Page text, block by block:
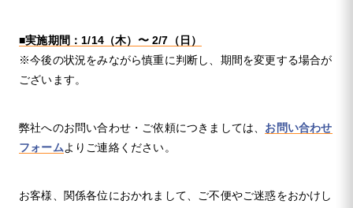
■実施期間：1/14（木）〜 2/7（日）
※今後の状況をみながら慎重に判断し、期間を変更する場合が
ございます。
弊社へのお問い合わせ・ご依頼につきましては、 お問い合わせ
フォームよりご連絡ください。
お客様、関係各位におかれまして、ご不便やご迷惑をおかけし